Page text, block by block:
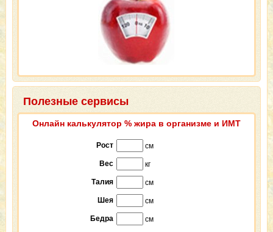
Полезные сервисы
Онлайн калькулятор % жира в организме и ИМТ
Рост см
Вес кг
Талия см
Шея см
Бедра см